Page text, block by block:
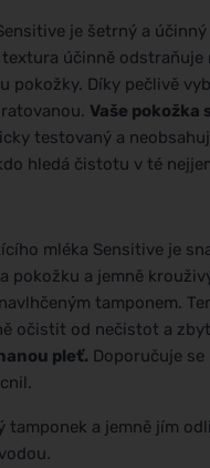
je šetrný a
účinně
pokožky. Díky pečlivě
Vaše pokožka
testovaný a
hledá čistotu v té
mléka Sensitive je
pokožku a jemně
tamponem.
očistit od nečistot a
pleť. Doporučuje
tamponek a jemně jím